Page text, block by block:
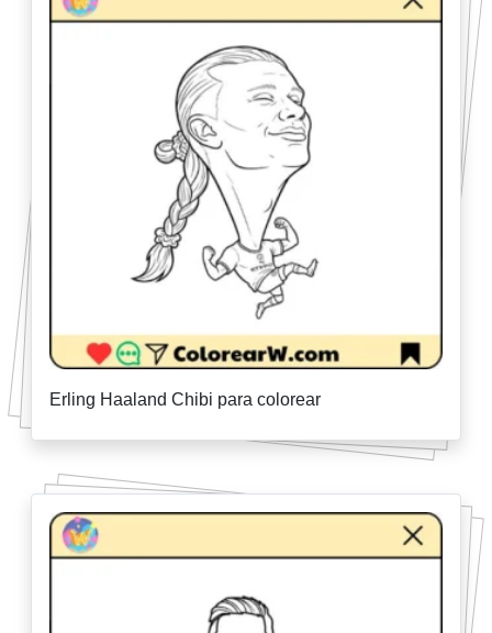
Erling Haaland Chibi para colorear